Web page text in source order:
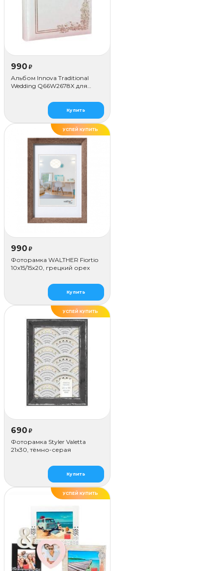
990 ₽
Альбом Innova Traditional
Wedding Q66W2678X для
Купить
УСПЕЙ КУПИТЬ
990 ₽
Фоторамка WALTHER Fiortio
10x15/15х20, грецкий орех
Купить
УСПЕЙ КУПИТЬ
690 ₽
Фоторамка Styler Valetta
21x30, тёмно-серая
Купить
УСПЕЙ КУПИТЬ